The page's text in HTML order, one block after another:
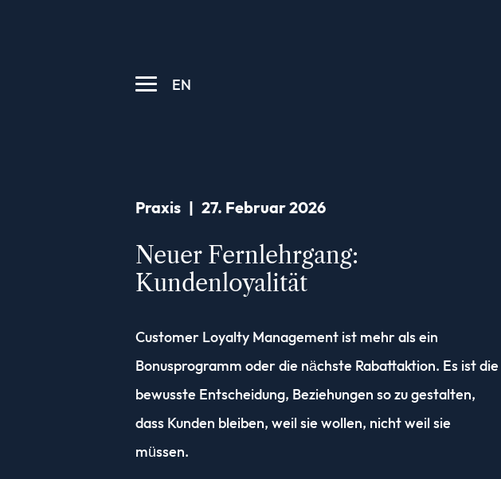
EN
Praxis 27. Februar 2026
Neuer Fernlehrgang:
Kundenloyalität
Customer Loyalty Management ist mehr als ein
Bonusprogramm oder die nächste Rabattaktion. Es ist die
bewusste Entscheidung, Beziehungen so zu gestalten,
dass Kunden bleiben, weil sie wollen, nicht weil sie
müssen.